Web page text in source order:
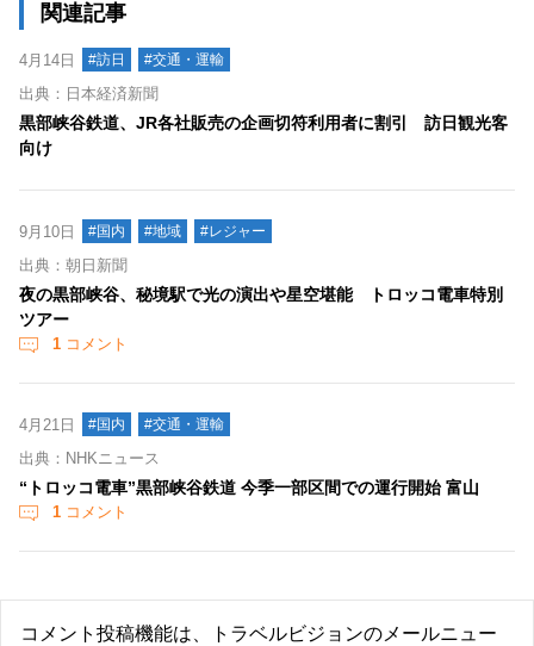
関連記事
4月14日 #訪日 #交通・運輸
出典：日本経済新聞
黒部峡谷鉄道、JR各社販売の企画切符利用者に割引 訪日観光客
向け
9月10日 #国内 #地域 #レジャー
出典：朝日新聞
夜の黒部峡谷、秘境駅で光の演出や星空堪能 トロッコ電車特別
ツアー
1 コメント
4月21日 #国内 #交通・運輸
出典：NHKニュース
“トロッコ電車”黒部峡谷鉄道 今季一部区間での運行開始 富山
1 コメント
コメント投稿機能は、トラベルビジョンのメールニュー